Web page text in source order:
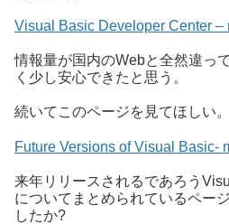
Visual Basic Developer Center –
情報量が国内のWebと全然違っ
く少し安心できたと思う。
続いてこのページを見てほしい。
Future Versions of Visual Basic-
来年リリースされるであろう
についてまとめられているペー
したか?